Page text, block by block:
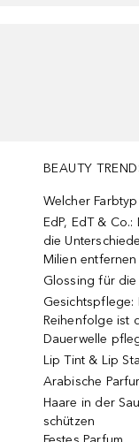
BEAUTY
Welcher
EdP, EdT & Co.:
die Unterschiede
Milien entfernen
Glossing für die
Gesichtspflege:
Reihenfolge ist
Dauerwelle
Lip Tint & Lip
Arabische
Haare in der
schützen